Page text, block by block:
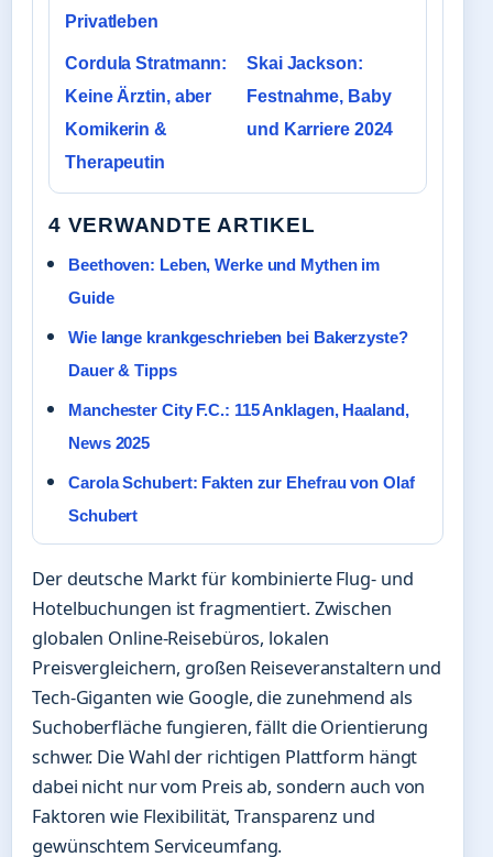
Privatleben
Cordula Stratmann:
Keine Ärztin, aber
Komikerin &
Therapeutin
Skai Jackson:
Festnahme, Baby
und Karriere 2024
4 VERWANDTE ARTIKEL
Beethoven: Leben, Werke und Mythen im
Guide
Wie lange krankgeschrieben bei Bakerzyste?
Dauer & Tipps
Manchester City F.C.: 115 Anklagen, Haaland,
News 2025
Carola Schubert: Fakten zur Ehefrau von Olaf
Schubert
Der deutsche Markt für kombinierte Flug- und
Hotelbuchungen ist fragmentiert. Zwischen
globalen Online-Reisebüros, lokalen
Preisvergleichern, großen Reiseveranstaltern und
Tech-Giganten wie Google, die zunehmend als
Suchoberfläche fungieren, fällt die Orientierung
schwer. Die Wahl der richtigen Plattform hängt
dabei nicht nur vom Preis ab, sondern auch von
Faktoren wie Flexibilität, Transparenz und
gewünschtem Serviceumfang.